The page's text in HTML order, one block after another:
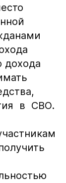
дохода
в СВО.